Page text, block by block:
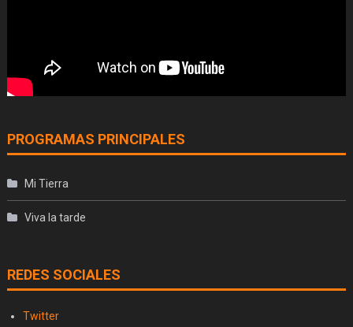
PROGRAMAS PRINCIPALES
Mi Tierra
Viva la tarde
REDES SOCIALES
Twitter